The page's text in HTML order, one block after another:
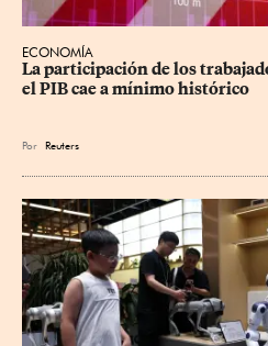
ECONOMÍA
La participación de los
el PIB cae a mínimo histórico
Por Reuters